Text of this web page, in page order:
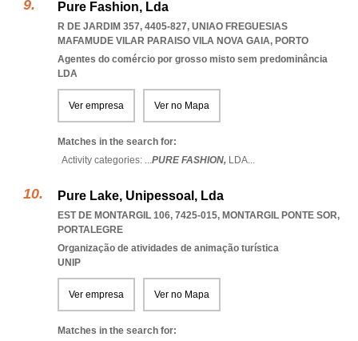
Pure Fashion, Lda
R DE JARDIM 357, 4405-827, UNIAO FREGUESIAS
MAFAMUDE VILAR PARAISO VILA NOVA GAIA, PORTO
Agentes do comércio por grosso misto sem predominância
LDA
Ver empresa Ver no Mapa
Matches in the search for:
Activity categories: ...PURE FASHION, LDA...
Pure Lake, Unipessoal, Lda
EST DE MONTARGIL 106, 7425-015, MONTARGIL PONTE SOR,
PORTALEGRE
Organização de atividades de animação turística
UNIP
Ver empresa Ver no Mapa
Matches in the search for: